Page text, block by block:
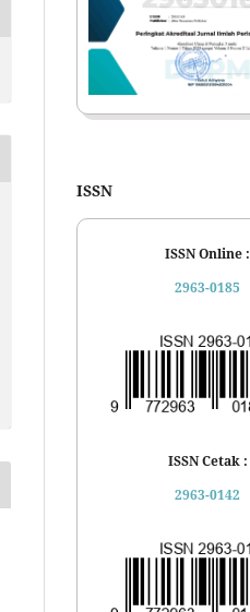
ISSN
ISSN Online :
2963-0185
ISSN Cetak :
2963-0142